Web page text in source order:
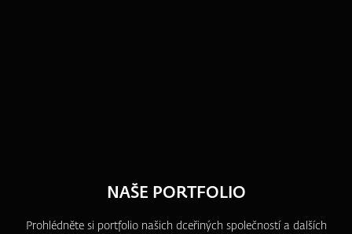
NAŠE PORTFOLIO
Prohlédněte si portfolio našich dceřiných společností a dalších